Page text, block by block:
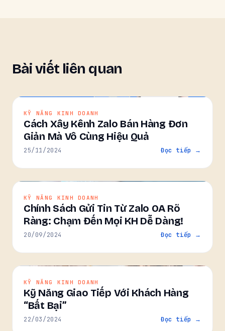
Bài viết liên quan
KỸ NĂNG KINH DOANH
Cách Xây Kênh Zalo Bán Hàng Đơn
Giản Mà Vô Cùng Hiệu Quả
25/11/2024 Đọc tiếp →
KỸ NĂNG KINH DOANH
Chính Sách Gửi Tin Từ Zalo OA Rõ
Ràng: Chạm Đến Mọi KH Dễ Dàng!
20/09/2024 Đọc tiếp →
KỸ NĂNG KINH DOANH
Kỹ Năng Giao Tiếp Với Khách Hàng
“Bất Bại”
22/03/2024 Đọc tiếp →